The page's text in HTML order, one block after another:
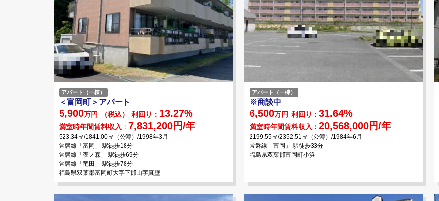
アパート（一棟）
＜富岡町＞アパート
5,900万円 （税込） 利回り： 13.27%
満室時年間賃料収入： 7,831,200円/年
523.34㎡/1841.00㎡（公簿）/1998年3月
常磐線「富岡」 駅徒歩18分
常磐線「夜ノ森」 駅徒歩69分
常磐線「竜田」 駅徒歩78分
福島県双葉郡富岡町大字下郡山字真壁
アパート（一棟）
※商談中
6,500万円 利回り： 31.64%
満室時年間賃料収入： 20,568,000円/年
2199.55㎡/2352.51㎡（公簿）/1984年6月
常磐線「富岡」 駅徒歩33分
福島県双葉郡富岡町小浜